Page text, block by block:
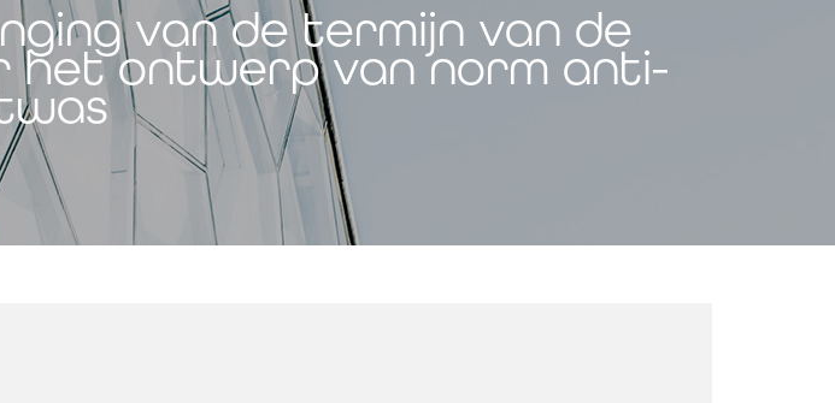
van de termijn van de
het ontwerp van norm anti-